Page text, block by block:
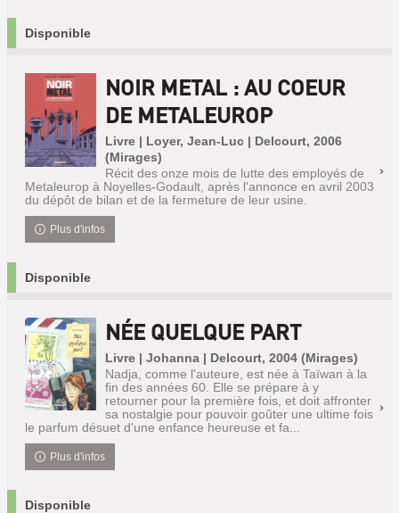
Disponible
NOIR METAL : AU COEUR
DE METALEUROP
Livre | Loyer, Jean-Luc | Delcourt, 2006
(Mirages)
Récit des onze mois de lutte des employés de
Metaleurop à Noyelles-Godault, après l'annonce en avril 2003
du dépôt de bilan et de la fermeture de leur usine.
Plus d'infos
Disponible
NÉE QUELQUE PART
Livre | Johanna | Delcourt, 2004 (Mirages)
Nadja, comme l'auteure, est née à Taïwan à la
fin des années 60. Elle se prépare à y
retourner pour la première fois, et doit affronter
sa nostalgie pour pouvoir goûter une ultime fois
le parfum désuet d'une enfance heureuse et fa...
Plus d'infos
Disponible